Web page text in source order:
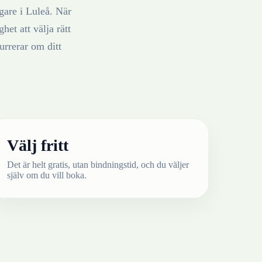
i Luleå. När
att välja rätt
om ditt
Välj fritt
Det är helt gratis, utan bindningstid, och du väljer
själv om du vill boka.